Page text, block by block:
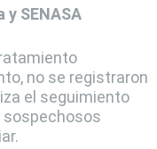
SENASA
no se registraron
el seguimiento